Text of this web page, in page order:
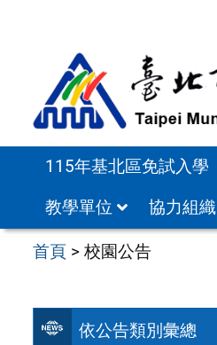
115年基北區免試入學
教學單位
協力組織
首頁 >校園公告
依公告類別彙總